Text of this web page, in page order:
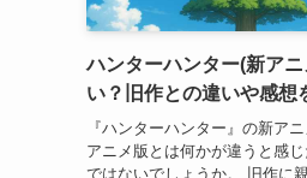
ハンターハンター(新ア
い？旧作との違いや感想
『ハンターハンター』の新ア
アニメ版とは何かが違うと感
ではないでしょうか。 旧作に